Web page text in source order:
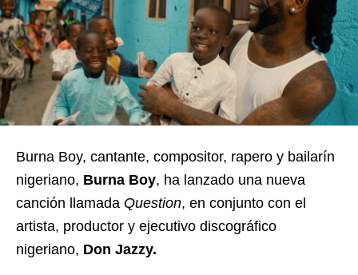
Burna Boy, cantante, compositor, rapero y bailarín
nigeriano, Burna Boy, ha lanzado una nueva
canción llamada Question, en conjunto con el
artista, productor y ejecutivo discográfico
nigeriano, Don Jazzy.